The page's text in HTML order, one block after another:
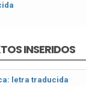
INSERIDOS
letra traducida